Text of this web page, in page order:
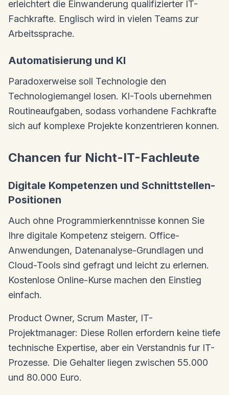
erleichtert die Einwanderung qualifizierter IT-
Fachkrafte. Englisch wird in vielen Teams zur
Arbeitssprache.
Automatisierung und KI
Paradoxerweise soll Technologie den
Technologiemangel losen. KI-Tools ubernehmen
Routineaufgaben, sodass vorhandene Fachkrafte
sich auf komplexe Projekte konzentrieren konnen.
Chancen fur Nicht-IT-Fachleute
Digitale Kompetenzen und Schnittstellen-
Positionen
Auch ohne Programmierkenntnisse konnen Sie
Ihre digitale Kompetenz steigern. Office-
Anwendungen, Datenanalyse-Grundlagen und
Cloud-Tools sind gefragt und leicht zu erlernen.
Kostenlose Online-Kurse machen den Einstieg
einfach.
Product Owner, Scrum Master, IT-
Projektmanager: Diese Rollen erfordern keine tiefe
technische Expertise, aber ein Verstandnis fur IT-
Prozesse. Die Gehalter liegen zwischen 55.000
und 80.000 Euro.